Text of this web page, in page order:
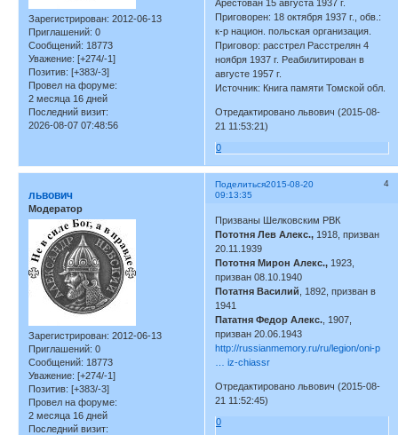
Зарегистрирован: 2012-06-13
Приглашений: 0
Сообщений: 18773
Уважение: [+274/-1]
Позитив: [+383/-3]
Провел на форуме:
2 месяца 16 дней
Последний визит:
2026-08-07 07:48:56
Арестован 15 августа 1937 г.
Приговорен: 18 октября 1937 г., обв.:
к-р национ. польская организация.
Приговор: расстрел Расстрелян 4
ноября 1937 г. Реабилитирован в
августе 1957 г.
Источник: Книга памяти Томской обл.
Отредактировано львович (2015-08-
21 11:53:21)
0
Поделиться 4
2015-08-20
09:13:35
львович
Модератор
Зарегистрирован: 2012-06-13
Приглашений: 0
Сообщений: 18773
Уважение: [+274/-1]
Позитив: [+383/-3]
Провел на форуме:
2 месяца 16 дней
Последний визит:
Призваны Шелковским РВК
Пототня Лев Алекс., 1918, призван
20.11.1939
Пототня Мирон Алекс., 1923,
призван 08.10.1940
Потатня Василий , 1892, призван в
1941
Пататня Федор Алекс. , 1907,
призван 20.06.1943
http://russianmemory.ru/ru/legion/oni-p
… iz-chiassr
Отредактировано львович (2015-08-
21 11:52:45)
0